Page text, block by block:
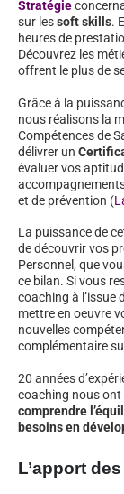
Stratégie
sur lessoft skills.
heures de
Découvrez les
offrent le plus de
Grâce à la
nous réalisons la
Compétences de
délivrer un
évaluer vos
et de prévention (
La puissance de
de découvrir vos
Personnel, que
ce bilan. Si vous
coaching à l’issue
mettre en oeuvre
nouvelles
complémentaire
20 années
coaching nous ont
comprendre
besoins en
L’apport